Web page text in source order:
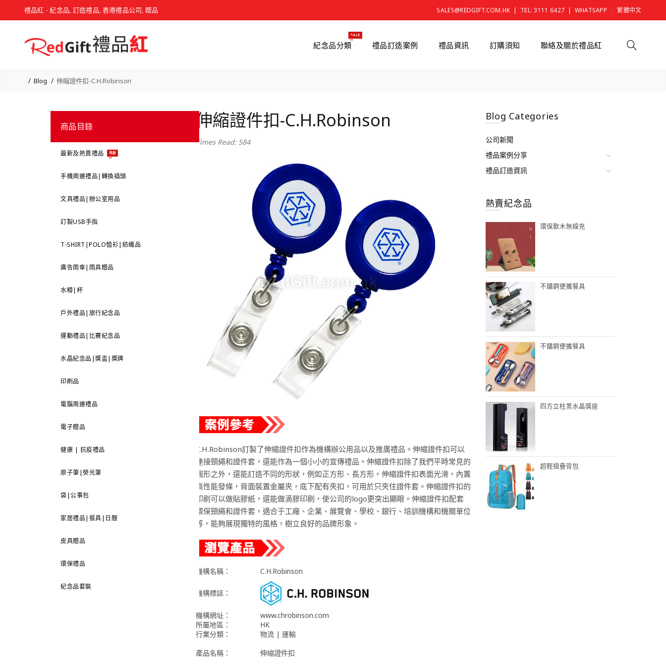
禮品紅 - 紀念品, 訂造禮品, 香港禮品公司, 贈品 SALES@REDGIFT.COM.HK | TEL: 3111 6427 | WHATSAPP 繁體中文
紀念品分類
SALE
禮品訂造案例 禮品資訊 訂購須知 聯絡及關於禮品紅
Blog 伸縮證件扣-C.H.Robinson
商品目錄
最新及熱賣禮品 最新
手機周邊禮品|轉換插頭
文具禮品|辦公室用品
訂製USB手指
T-SHIRT|POLO恤衫|紡織品
廣告雨傘|雨具贈品
水樽|杯
戶外禮品|旅行紀念品
運動禮品|比賽紀念品
水晶紀念品|獎盃|獎牌
印刷品
電腦周邊禮品
電子贈品
健康 | 抗疫禮品
原子筆|熒光筆
袋|公事包
家居禮品|餐具|日曆
皮具贈品
環保禮品
紀念品套裝
伸縮證件扣-C.H.Robinson
Times Read: 584
C.H.Robinson訂製了伸縮證件扣作為機構辦公用品以及推廣禮品。伸縮證件扣可以
連接頸繩和證件套，還能作為一個小小的宣傳禮品。伸縮證件扣除了我們平時常見的
圓形之外，還能訂造不同的形狀，例如正方形、長方形。伸縮證件扣表面光滑，內置
高性能發條，背面裝置金屬夾，底下配有夾扣，可用於只夾住證件套。伸縮證件扣的
印刷可以做貼膠紙，還能做滴膠印刷，使公司的logo更突出顯眼。伸縮證件扣配套
環保頸繩和證件套，適合于工廠、企業、展覽會、學校、銀行、培訓機構和機關單位
等，能夠展現獨特的風格，樹立良好的品牌形象。
機構名稱： C.H.Robinson
機構標誌：
機構網址：
www.chrobinson.com
所屬地區：
HK
行業分類：
物流 | 運輸
產品名稱：
伸縮證件扣
Blog Categories
公司新聞
禮品案例分享
禮品訂造資訊
熱賣紀念品
環保軟木無線充
不鏽鋼便攜餐具
不鏽鋼便攜餐具
四方立柱黑水晶獎座
超輕摺疊背包